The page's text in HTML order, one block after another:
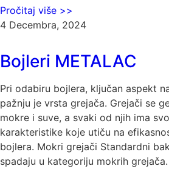
Pročitaj više >>
4 Decembra, 2024
Bojleri METALAC
Pri odabiru bojlera, ključan aspekt
pažnju je vrsta grejača. Grejači se
mokre i suve, a svaki od njih ima
karakteristike koje utiču na
bojlera. Mokri grejači Standardni
spadaju u kategoriju mokrih